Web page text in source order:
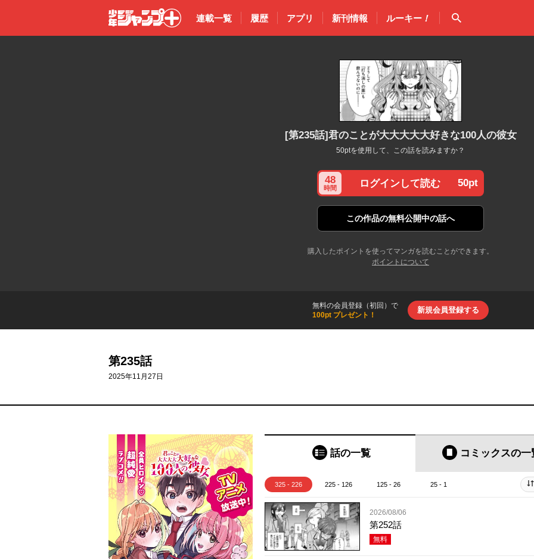
少年ジャン
連載一覧 履歴 アプリ 新刊情報 ルーキー！ 検索
[第235話]君のことが大大大大大好きな100人の彼女
50ptを使用して、この話を読みますか？
48
時間 ログインして読む 50pt
この作品の無料公開中の話へ
購入したポイントを使ってマンガを読むことができます。
ポイントについて
無料の会員登録（初回）で
100pt プレゼント！
新規会員登録する
第235話
2025年11月27日
話の一覧 コミックスの一
325 - 226 225 - 126 125 - 26 25 - 1
2026/08/06
第252話
無料